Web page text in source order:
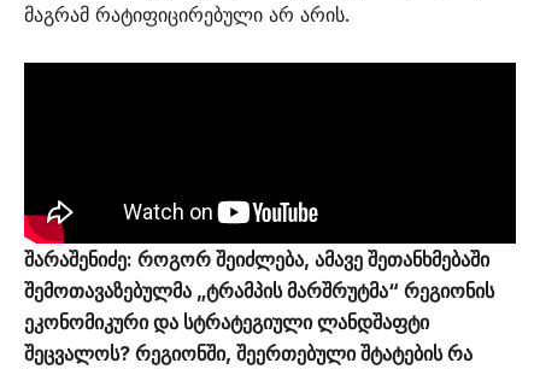
მაგრამ რატიფიცირებული არ არის.
შარაშენიძე: როგორ შეიძლება, ამავე შეთანხმებაში
შემოთავაზებულმა „ტრამპის მარშრუტმა“ რეგიონის
ეკონომიკური და სტრატეგიული ლანდშაფტი
შეცვალოს? რეგიონში, შეერთებული შტატების რა